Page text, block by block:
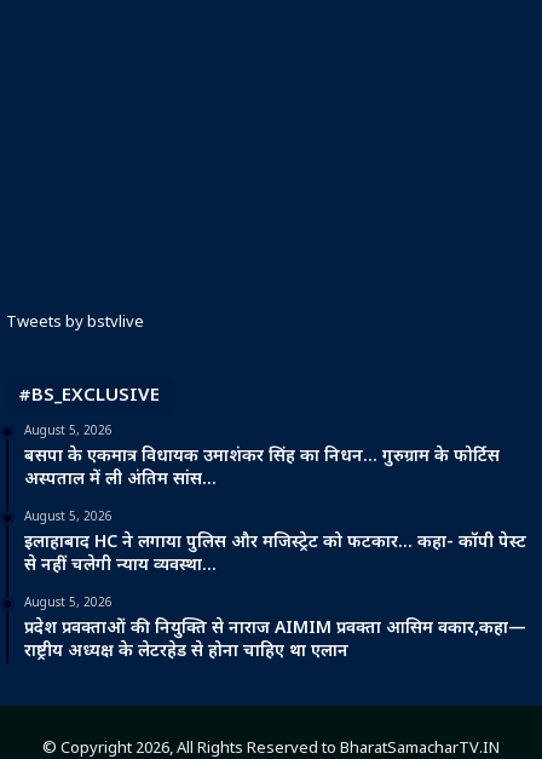
Tweets by bstvlive
#BS_EXCLUSIVE
August 5, 2026
बसपा के एकमात्र विधायक उमाशंकर सिंह का निधन… गुरुग्राम के फोर्टिस
अस्पताल में ली अंतिम सांस…
August 5, 2026
इलाहाबाद HC ने लगाया पुलिस और मजिस्ट्रेट को फटकार… कहा- कॉपी पेस्ट
से नहीं चलेगी न्याय व्यवस्था…
August 5, 2026
प्रदेश प्रवक्ताओं की नियुक्ति से नाराज AIMIM प्रवक्ता आसिम वकार,कहा—
राष्ट्रीय अध्यक्ष के लेटरहेड से होना चाहिए था एलान
© Copyright 2026, All Rights Reserved to BharatSamacharTV.IN